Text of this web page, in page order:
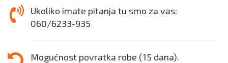
Ukoliko imate pitanja tu smo za vas:
060/6233-935
Mogućnost povratka robe (15 dana).